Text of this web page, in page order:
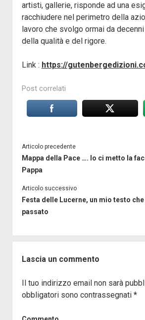
artisti, gallerie, risponde ad una
racchiudere nel perimetro della
lavoro che svolgo ormai da decenni
della qualità e del rigore.
Link : https://
Post correlati
Articolo precedente
Mappa della Pace …. Io ci metto la
Pappa
Articolo successivo
Festa delle Lucerne, un mio testo che
passato
Lascia un commento
Il tuo indirizzo email non sarà
obbligatori sono contrassegnati *